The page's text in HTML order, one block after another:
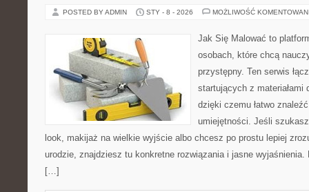
POSTED BY ADMIN STY - 8 - 2026 MOŻLIWOŚĆ
Jak Się Malować to
osobach, które chcą
przystępny. Ten serwis
startujących z materiałami
dzięki czemu łatwo
umiejętności. Jeśli
look, makijaż na wielkie wyjście albo chcesz po prostu lepiej
urodzie, znajdziesz tu konkretne rozwiązania i jasne
[…]